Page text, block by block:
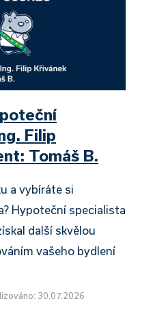
Filip
Tomáš B.
a vybíráte si
Hypoteční specialista
další skvělou
vašeho bydlení
30.07.2026